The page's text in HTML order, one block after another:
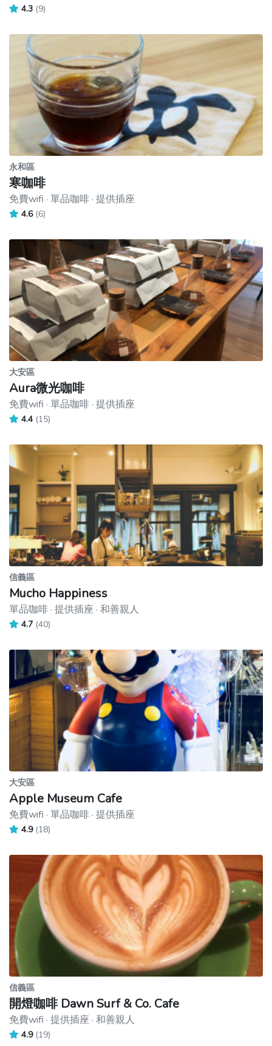
4.3 (9)
永和區
寒咖啡
免費wifi · 單品咖啡 · 提供插座
4.6 (6)
大安區
Aura微光咖啡
免費wifi · 單品咖啡 · 提供插座
4.4 (15)
信義區
Mucho Happiness
單品咖啡 · 提供插座 · 和善親人
4.7 (40)
大安區
Apple Museum Cafe
免費wifi · 單品咖啡 · 提供插座
4.9 (18)
信義區
開燈咖啡 Dawn Surf & Co. Cafe
免費wifi · 提供插座 · 和善親人
4.9 (19)